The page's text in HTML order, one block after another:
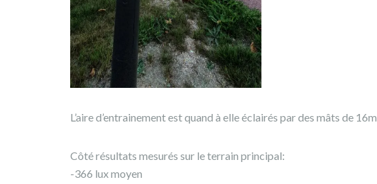
L’aire d’entrainement est quand à elle éclairés par des mâts de 16m.
Côté résultats mesurés sur le terrain principal:
-366 lux moyen